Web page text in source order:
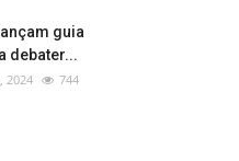
guia
debater...
2024 744